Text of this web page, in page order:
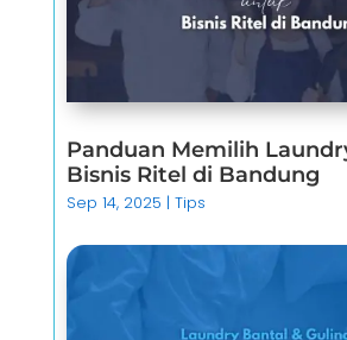
Panduan Memilih
Bisnis Ritel di Bandung
Sep 14, 2025 |Tips